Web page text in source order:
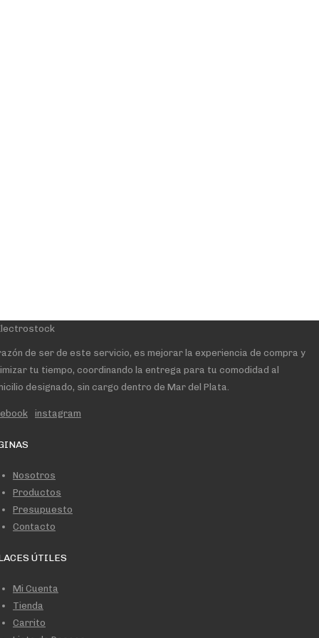
de ser de este servicio, es mejorar la experiencia de compra y
tu tiempo, coordinando la entrega para tu comodidad al
designado, sin cargo dentro de Mar del Plata.
instagram
Nosotros
Productos
Presupuesto
Contacto
ÚTILES
Mi Cuenta
Tienda
Carrito